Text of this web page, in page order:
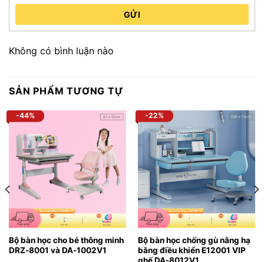
GỬI
Không có bình luận nào
SẢN PHẨM TƯƠNG TỰ
-44%
Bộ bàn học cho bé thông minh
DRZ-8001 và DA-1002V1
-22%
Bộ bàn học chống gù nâng hạ
bằng điều khiển E12001 VIP
ghế DA-8012V1